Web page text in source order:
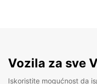
Vozila za sve
Iskoristite mogućnost da